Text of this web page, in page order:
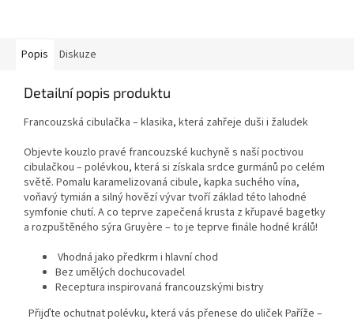
Popis Diskuze
Detailní popis produktu
Francouzská cibulačka – klasika, která zahřeje duši i žaludek
Objevte kouzlo pravé francouzské kuchyně s naší poctivou
cibulačkou – polévkou, která si získala srdce gurmánů po celém
světě. Pomalu karamelizovaná cibule, kapka suchého vína,
voňavý tymián a silný hovězí vývar tvoří základ této lahodné
symfonie chutí. A co teprve zapečená krusta z křupavé bagetky
a rozpuštěného sýra Gruyère – to je teprve finále hodné králů!
Vhodná jako předkrm i hlavní chod
Bez umělých dochucovadel
Receptura inspirovaná francouzskými bistry
Přijďte ochutnat polévku, která vás přenese do uliček Paříže –